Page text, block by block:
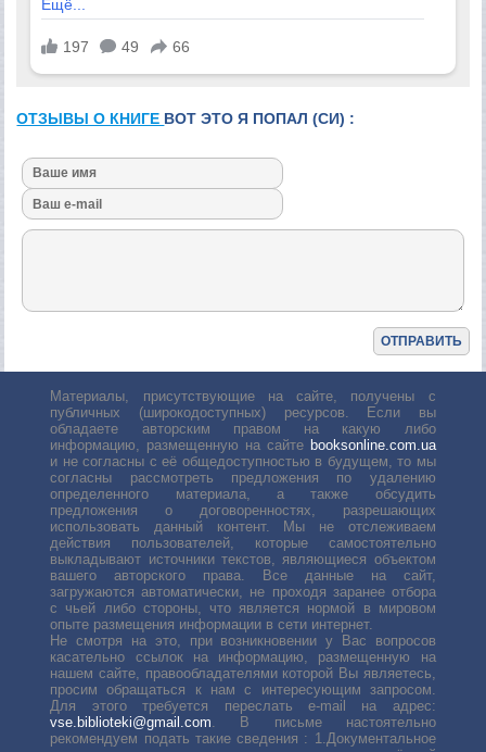
ОТЗЫВЫ О КНИГЕ ВОТ ЭТО Я ПОПАЛ (СИ) :
Материалы, присутствующие на сайте, получены с
публичных (широкодоступных) ресурсов. Если вы
обладаете авторским правом на какую либо
информацию, размещенную на сайте booksonline.com.ua
и не согласны с её общедоступностью в будущем, то мы
согласны рассмотреть предложения по удалению
определенного материала, а также обсудить
предложения о договоренностях, разрешающих
использовать данный контент. Мы не отслеживаем
действия пользователей, которые самостоятельно
выкладывают источники текстов, являющиеся объектом
вашего авторского права. Все данные на сайт,
загружаются автоматически, не проходя заранее отбора
с чьей либо стороны, что является нормой в мировом
опыте размещения информации в сети интернет.
Не смотря на это, при возникновении у Вас вопросов
касательно ссылок на информацию, размещенную на
нашем сайте, правообладателями которой Вы являетесь,
просим обращаться к нам с интересующим запросом.
Для этого требуется переслать е-mail на адрес:
vse.biblioteki@gmail.com. В письме настоятельно
рекомендуем подать такие сведения : 1.Документальное